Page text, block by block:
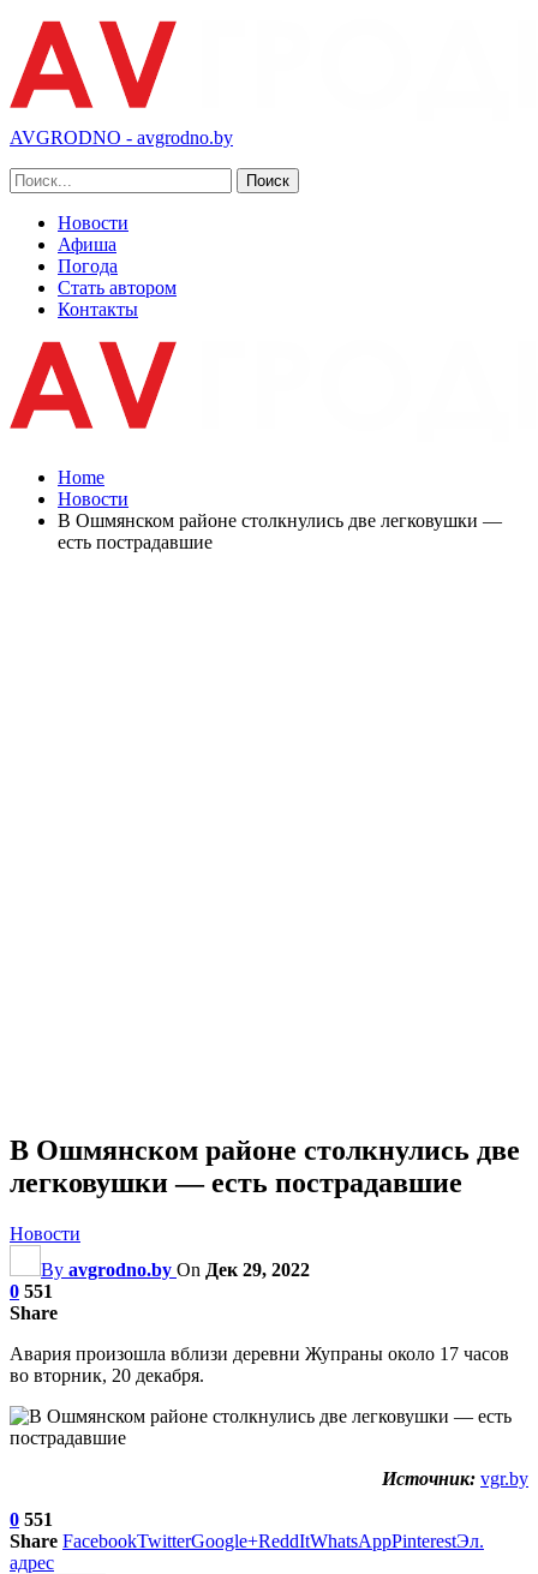
AVGRODNO - avgrodno.by
Новости
Афиша
Погода
Стать автором
Контакты
Home
Новости
В Ошмянском районе столкнулись две легковушки —
есть пострадавшие
В Ошмянском районе столкнулись две
легковушки — есть пострадавшие
Новости
By avgrodno.by On Дек 29, 2022
0 551
Share
Авария произошла вблизи деревни Жупраны около 17 часов
во вторник, 20 декабря.
Источник: vgr.by
0 551
Share FacebookTwitterGoogle+ReddItWhatsAppPinterestЭл.
адрес